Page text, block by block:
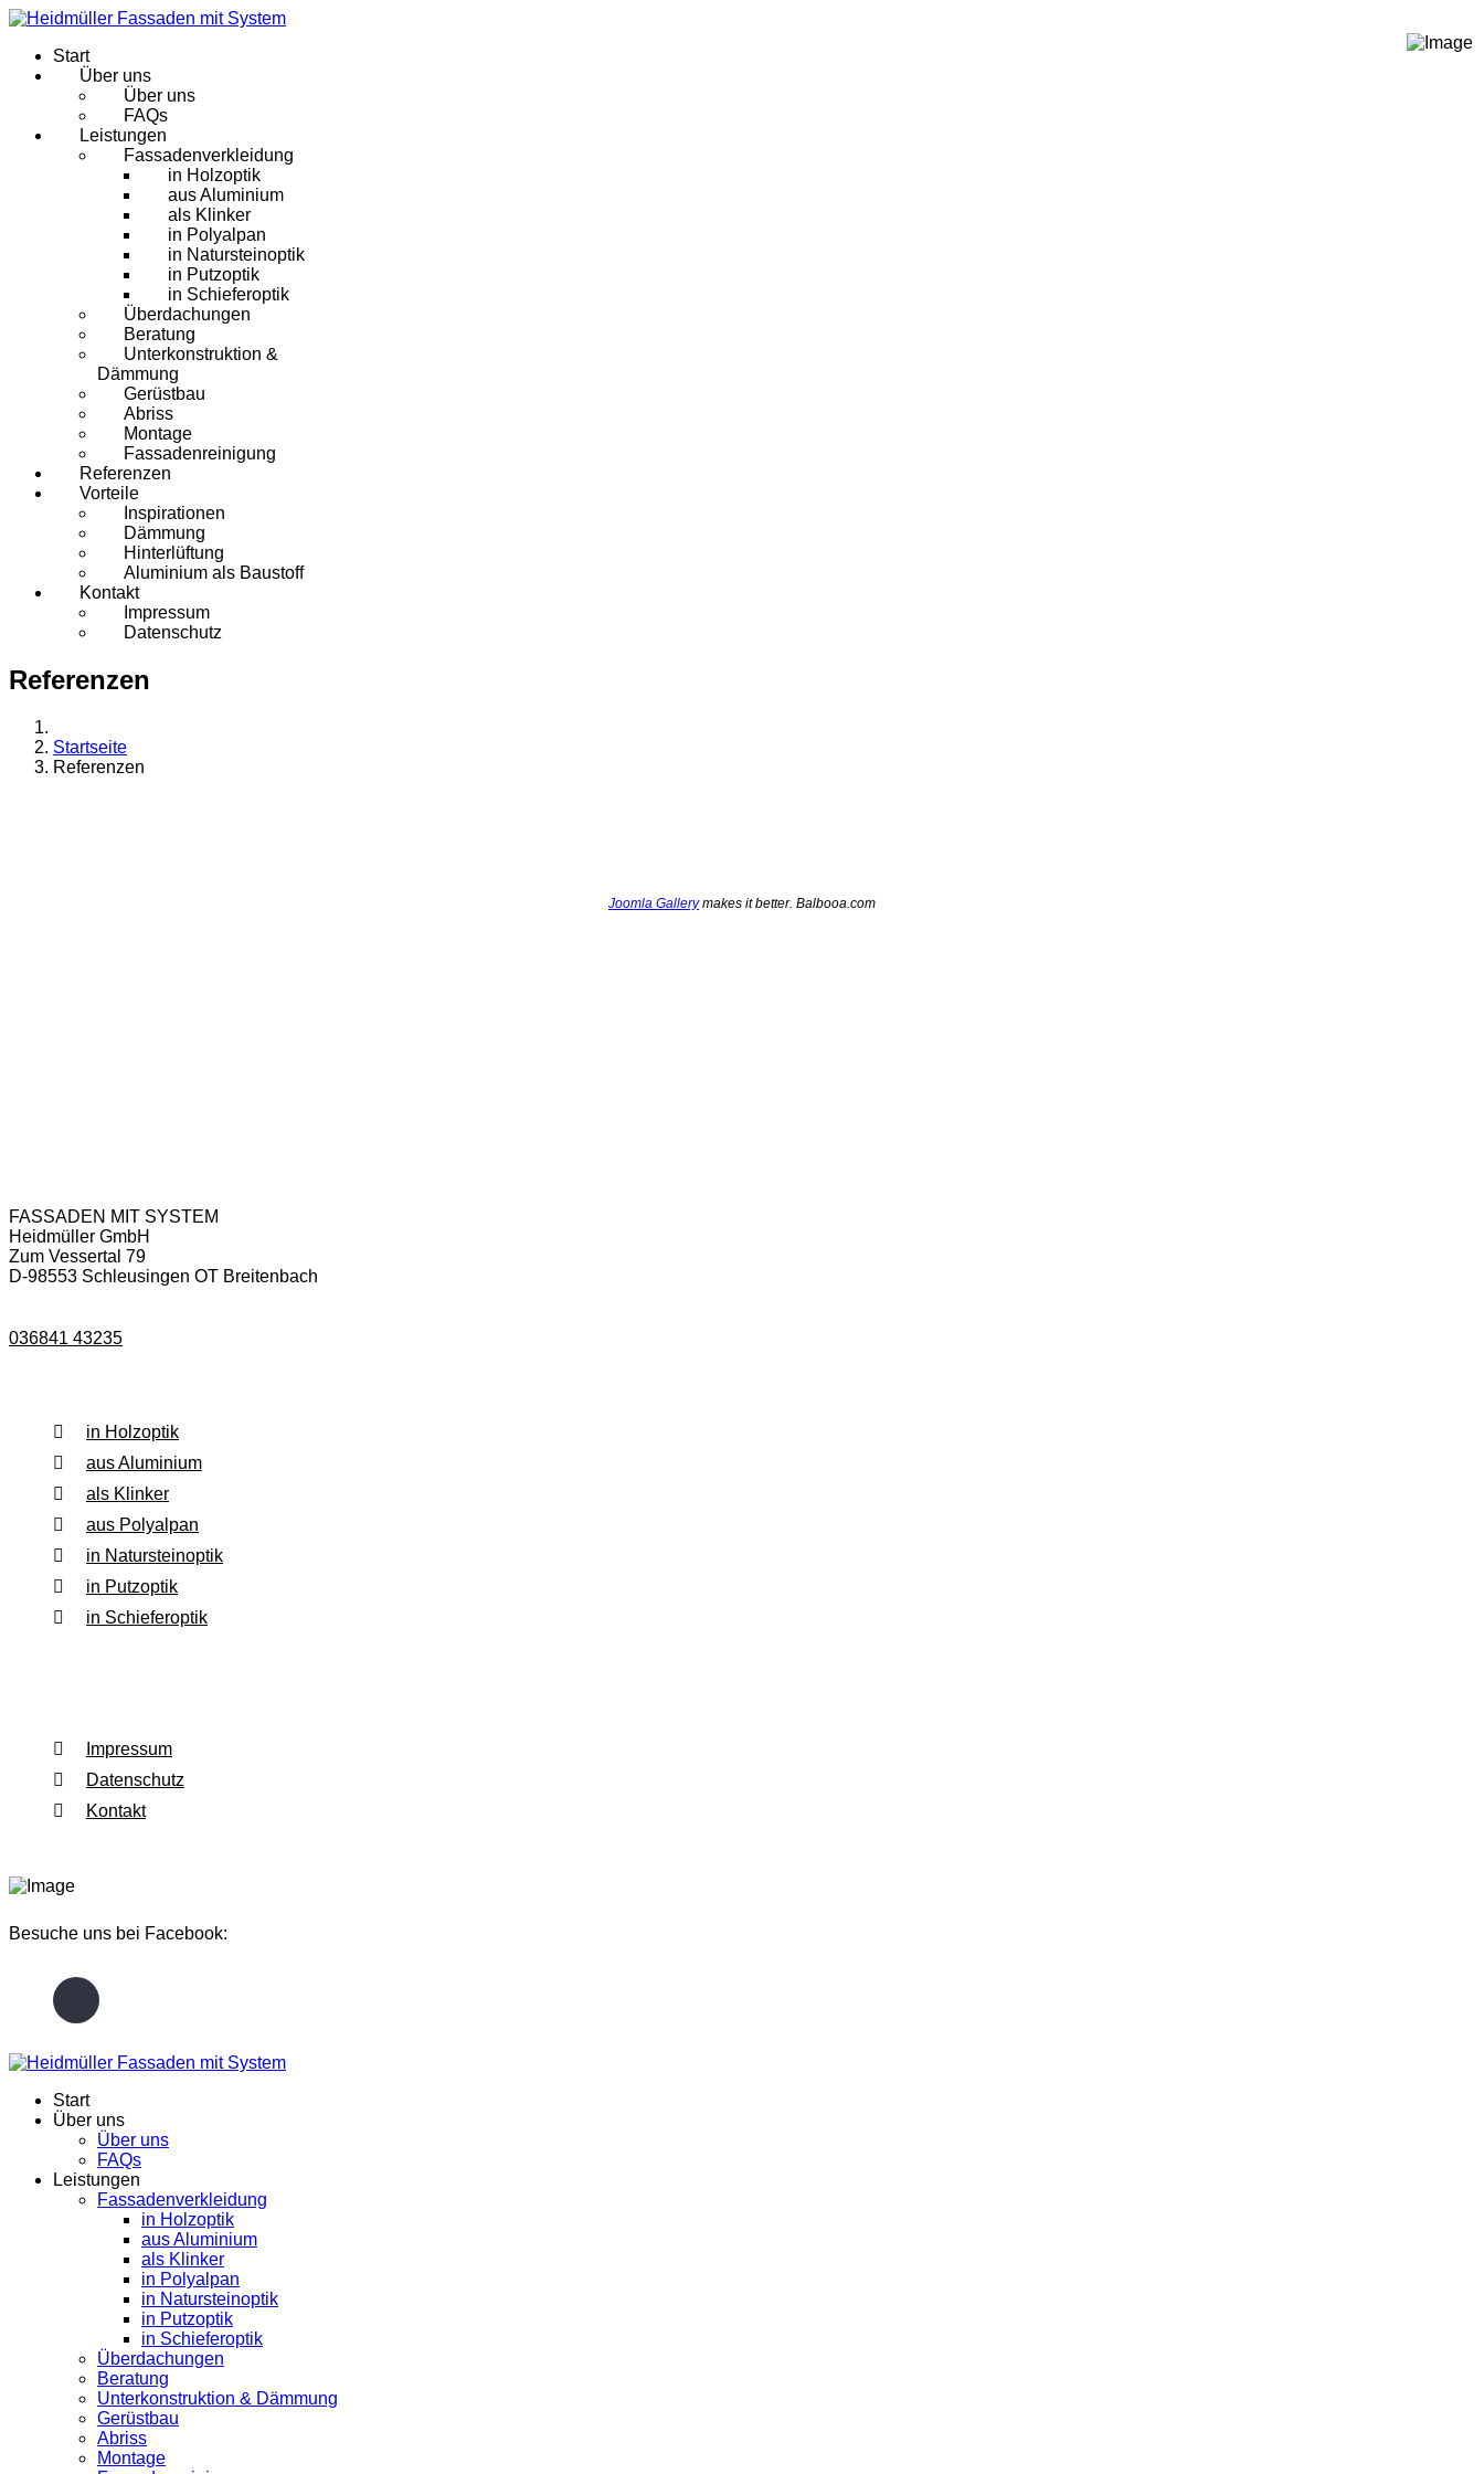
Start
Über uns
Über uns
FAQs
Leistungen
Fassadenverkleidung
in Holzoptik
aus Aluminium
als Klinker
in Polyalpan
in Natursteinoptik
in Putzoptik
in Schieferoptik
Überdachungen
Beratung
Unterkonstruktion &
Dämmung
Gerüstbau
Abriss
Montage
Fassadenreinigung
Referenzen
Vorteile
Inspirationen
Dämmung
Hinterlüftung
Aluminium als Baustoff
Kontakt
Impressum
Datenschutz
Referenzen
Startseite
Referenzen
Joomla Gallerymakes it better. Balbooa.com
FASSADEN MIT SYSTEM
Heidmüller GmbH
Zum Vessertal 79
D-98553 Schleusingen OT Breitenbach
036841 43235
in Holzoptik
aus Aluminium
als Klinker
aus Polyalpan
in Natursteinoptik
in Putzoptik
in Schieferoptik
Impressum
Datenschutz
Kontakt
Besuche uns bei Facebook:
Start
Über uns
Über uns
FAQs
Leistungen
Fassadenverkleidung
in Holzoptik
aus Aluminium
als Klinker
in Polyalpan
in Natursteinoptik
in Putzoptik
in Schieferoptik
Überdachungen
Beratung
Unterkonstruktion & Dämmung
Gerüstbau
Abriss
Montage